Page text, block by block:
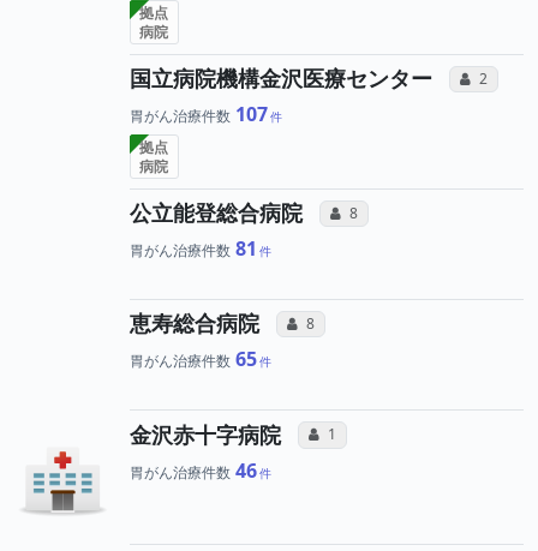
拠点
病院
国立病院機構金沢医療センター コミュニ
2 所
胃がん治療件数 107
拠点
病院
公立能登総合病院 コミュニケーション・タイプ
8 所属医師へのコミ
胃がん治療件数 81
恵寿総合病院 コミュニケーション・タイプ（合算
8 所属医師へのコミュニ
胃がん治療件数 65
金沢赤十字病院 コミュニケーション・タイプ（合
1 所属医師へのコミュ
胃がん治療件数 46